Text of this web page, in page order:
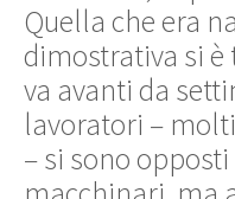
Quella che era
dimostrativa si
va avanti da
lavoratori –
– si sono